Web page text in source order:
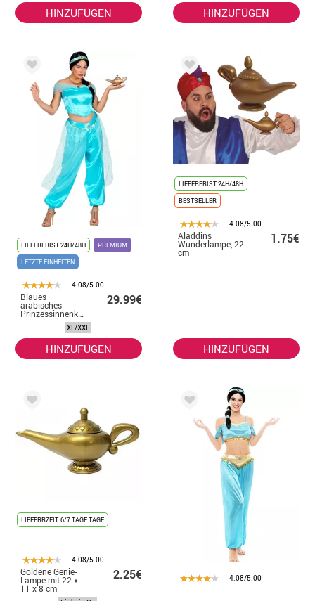
HINZUFÜGEN HINZUFÜGEN
LIEFERFRIST 24H/48H
PREMIUM
LETZTE EINHEITEN
4.08/5.00
Blaues
arabisches
Prinzessinnenkostüm
29.99€
XL/XXL
HINZUFÜGEN
LIEFERFRIST 24H/48H
BESTSELLER
4.08/5.00
Aladdins
Wunderlampe, 22
cm
1.75€
HINZUFÜGEN
LIEFERRZEIT: 6/7 TAGE TAGE
4.08/5.00
Goldene Genie-
Lampe mit 22 x
11 x 8 cm
2.25€ 4.08/5.00